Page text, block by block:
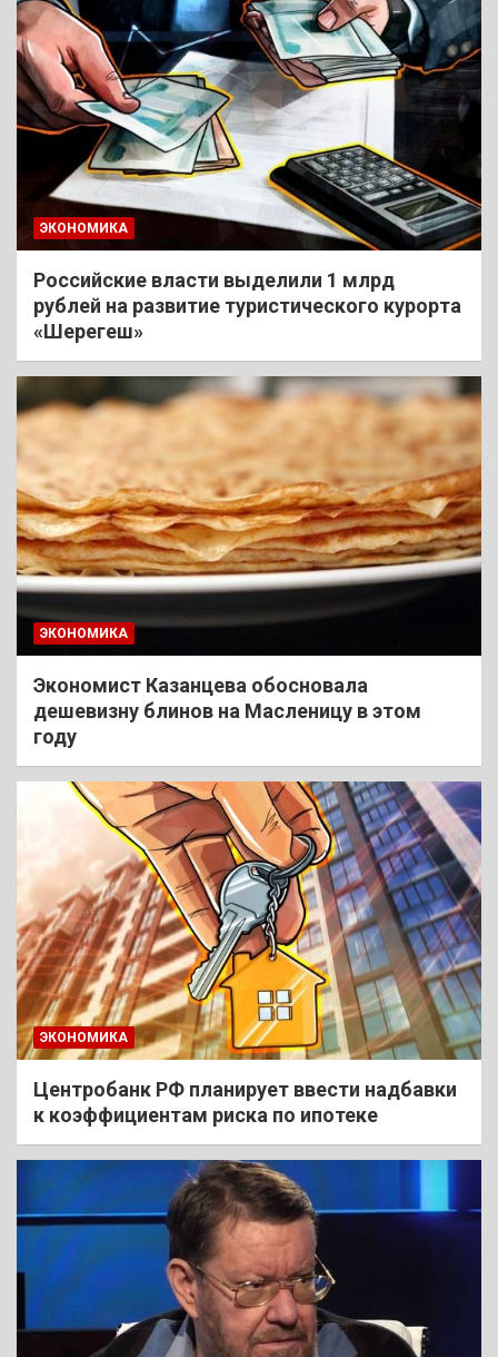
ЭКОНОМИКА
Российские власти выделили 1 млрд
рублей на развитие туристического курорта
«Шерегеш»
ЭКОНОМИКА
Экономист Казанцева обосновала
дешевизну блинов на Масленицу в этом
году
ЭКОНОМИКА
Центробанк РФ планирует ввести надбавки
к коэффициентам риска по ипотеке